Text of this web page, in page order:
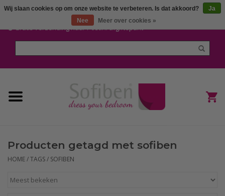
Gratis verzending naar Post.nl afgiftepunt
Mijn account / Registreren
Dekbedovertrekken
(Hoes) Laken en Lakensets
Sofiben Outlet
Producten getagd met sofiben
HOME/TAGS/ SOFIBEN
Wij slaan cookies op om onze website te verbeteren. Is dat akkoord?
Ja
Nee
Meer over cookies »